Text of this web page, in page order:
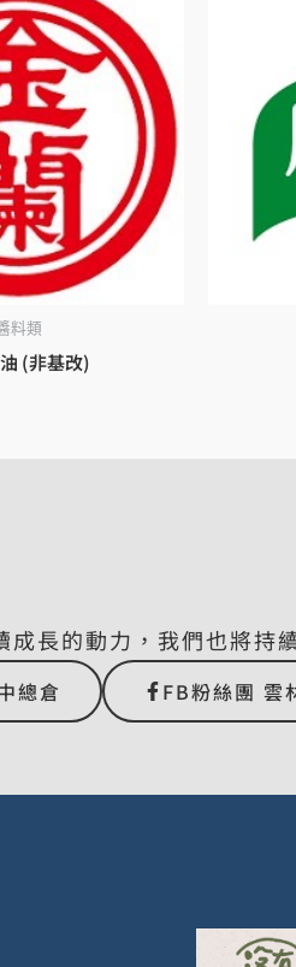
料類
(非基改)
長的動力，我們也將持
總倉 FB粉絲團 雲